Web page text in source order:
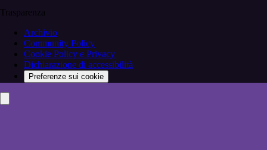
Trasparenza
Archivio
Community Policy
Cookie Policy e Privacy
Dichiarazione di accessibilità
Preferenze sui cookie